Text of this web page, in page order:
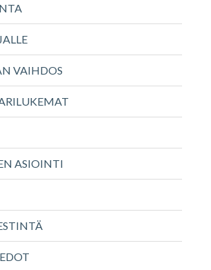
VAIHDOS
ASIOINTI